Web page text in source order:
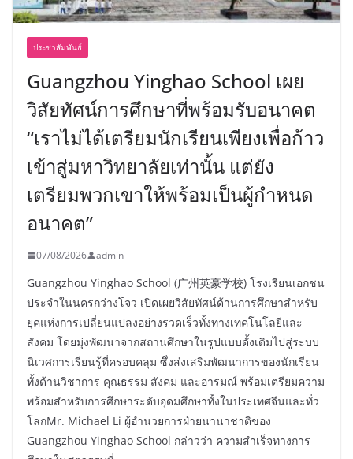
ประชาสัมพันธ์
Guangzhou Yinghao School เผย
วิสัยทัศน์การศึกษาที่พร้อมรับอนาคต
“เราไม่ได้เตรียมนักเรียนเพียงเพื่อก้าว
เข้าสู่มหาวิทยาลัยเท่านั้น แต่ยัง
เตรียมพวกเขาให้พร้อมเป็นผู้กำหนด
อนาคต”
07/08/2026 admin
Guangzhou Yinghao School (广州英豪学校) โรงเรียนเอกชน
ประจำในนครกว่างโจว เปิดเผยวิสัยทัศน์ด้านการศึกษาสำหรับ
ยุคแห่งการเปลี่ยนแปลงอย่างรวดเร็วทั้งทางเทคโนโลยีและ
สังคม โดยมุ่งพัฒนาจากสถานศึกษาในรูปแบบดั้งเดิมไปสู่ระบบ
นิเวศการเรียนรู้ที่ครอบคลุม ซึ่งส่งเสริมพัฒนาการของนักเรียน
ทั้งด้านวิชาการ คุณธรรม สังคม และอารมณ์ พร้อมเตรียมความ
พร้อมสำหรับการศึกษาระดับอุดมศึกษาทั้งในประเทศจีนและทั่ว
โลกMr. Michael Li ผู้อำนวยการฝ่ายนานาชาติของ
Guangzhou Yinghao School กล่าวว่า ความสำเร็จทางการ